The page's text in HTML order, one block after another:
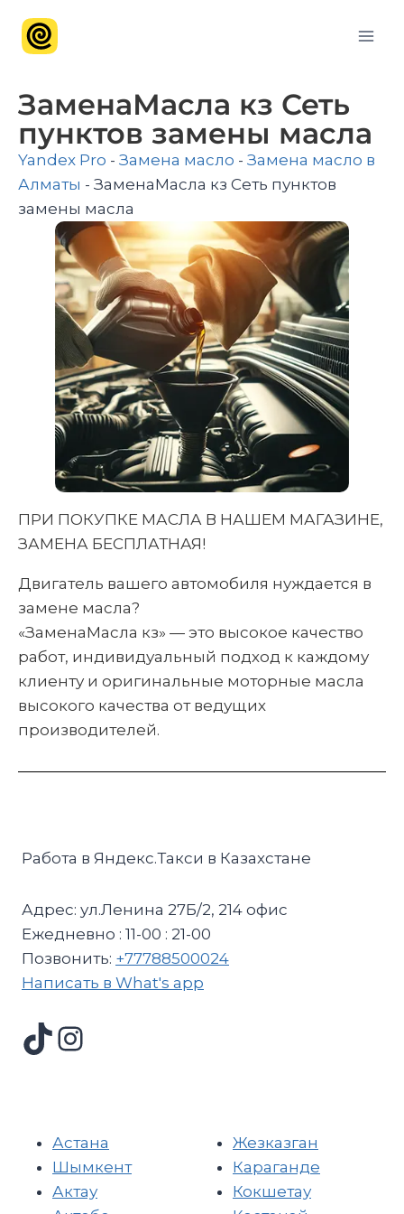
ЗаменаМасла кз ​Сеть
пунктов замены масла
Yandex Pro - Замена масло - Замена масло в
Алматы - ЗаменаМасла кз ​Сеть пунктов
замены масла
ПРИ ПОКУПКЕ МАСЛА В НАШЕМ МАГАЗИНЕ,
ЗАМЕНА БЕСПЛАТНАЯ!
Двигатель вашего автомобиля нуждается в
замене масла?
«ЗаменаМасла кз» — это высокое качество
работ, индивидуальный подход к каждому
клиенту и оригинальные моторные масла
высокого качества от ведущих
производителей.
Работа в Яндекс.Такси в Казахстане
Адрес: ул.Ленина 27Б/2, 214 офис
Ежедневно : 11-00 : 21-00
Позвонить: +77788500024
Написать в What's app
Астана
Шымкент
Актау
Жезказган
Караганде
Кокшетау